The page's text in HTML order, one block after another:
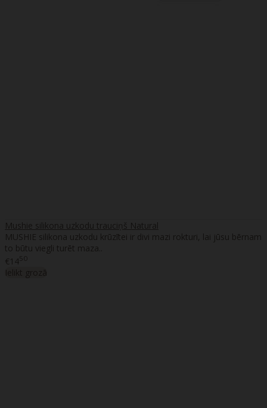
Mushie silikona uzkodu trauciņš Natural
MUSHIE silikona uzkodu krūzītei ir divi mazi rokturi, lai jūsu bērnam
to būtu viegli turēt maza..
€1450
Ielikt grozā